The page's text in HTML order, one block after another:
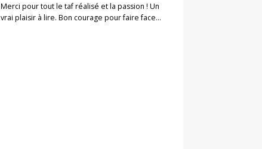
Merci pour tout le taf réalisé et la passion ! Un
vrai plaisir à lire. Bon courage pour faire face…